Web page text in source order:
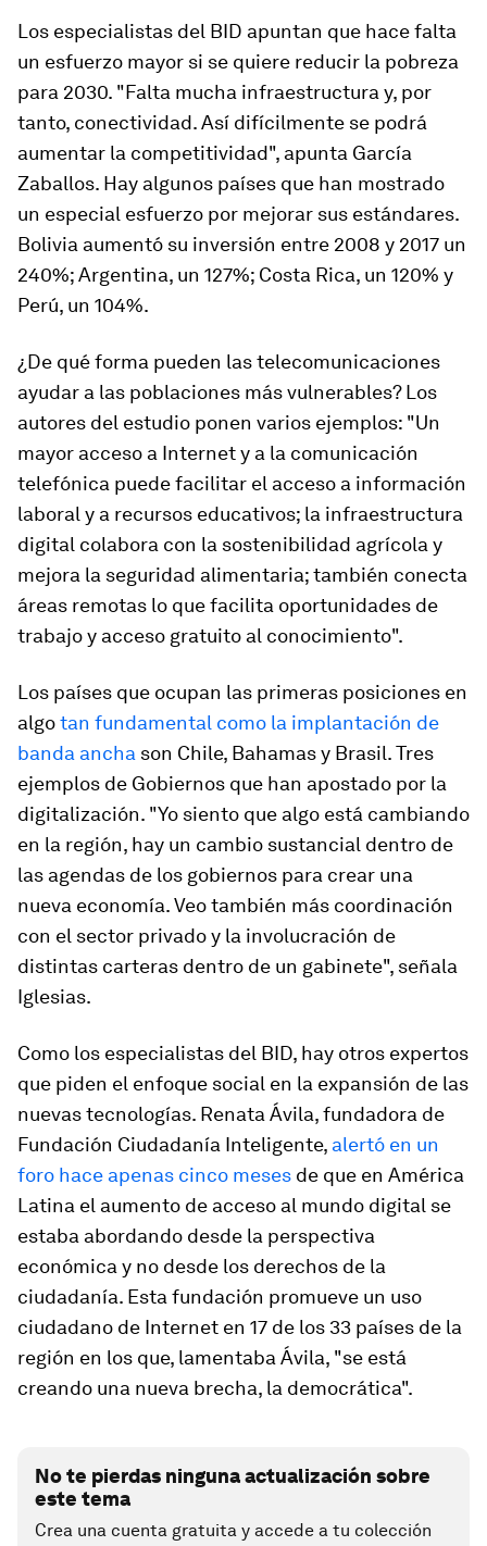
Los especialistas del BID apuntan que hace falta
un esfuerzo mayor si se quiere reducir la pobreza
para 2030. "Falta mucha infraestructura y, por
tanto, conectividad. Así difícilmente se podrá
aumentar la competitividad", apunta García
Zaballos. Hay algunos países que han mostrado
un especial esfuerzo por mejorar sus estándares.
Bolivia aumentó su inversión entre 2008 y 2017 un
240%; Argentina, un 127%; Costa Rica, un 120% y
Perú, un 104%.
¿De qué forma pueden las telecomunicaciones
ayudar a las poblaciones más vulnerables? Los
autores del estudio ponen varios ejemplos: "Un
mayor acceso a Internet y a la comunicación
telefónica puede facilitar el acceso a información
laboral y a recursos educativos; la infraestructura
digital colabora con la sostenibilidad agrícola y
mejora la seguridad alimentaria; también conecta
áreas remotas lo que facilita oportunidades de
trabajo y acceso gratuito al conocimiento".
Los países que ocupan las primeras posiciones en
algotan fundamental como la implantación de
banda ancha son Chile, Bahamas y Brasil. Tres
ejemplos de Gobiernos que han apostado por la
digitalización. "Yo siento que algo está cambiando
en la región, hay un cambio sustancial dentro de
las agendas de los gobiernos para crear una
nueva economía. Veo también más coordinación
con el sector privado y la involucración de
distintas carteras dentro de un gabinete", señala
Iglesias.
Como los especialistas del BID, hay otros expertos
que piden el enfoque social en la expansión de las
nuevas tecnologías. Renata Ávila, fundadora de
Fundación Ciudadanía Inteligente, alertó en un
foro hace apenas cinco meses de que en América
Latina el aumento de acceso al mundo digital se
estaba abordando desde la perspectiva
económica y no desde los derechos de la
ciudadanía. Esta fundación promueve un uso
ciudadano de Internet en 17 de los 33 países de la
región en los que, lamentaba Ávila, "se está
creando una nueva brecha, la democrática".
No te pierdas ninguna actualización sobre
este tema
Crea una cuenta gratuita y accede a tu colección